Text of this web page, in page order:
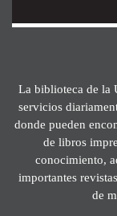
La biblioteca de la
servicios
donde pueden
de libros
conocimiento,
importantes
de